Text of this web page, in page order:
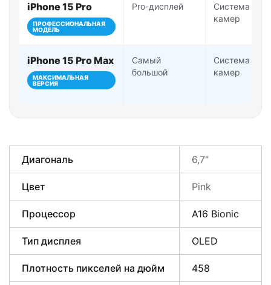
iPhone 15 Pro
ПРОФЕССИОНАЛЬНАЯ
МОДЕЛЬ
Pro-дисплей
Система Pro-
камер
iPhone 15 Pro Max
МАКСИМАЛЬНАЯ
ВЕРСИЯ
Самый
большой
Система Pro-
камер
Диагональ 6,7"
Цвет Pink
Процессор A16 Bionic
Тип дисплея OLED
Плотность пикселей на дюйм 458